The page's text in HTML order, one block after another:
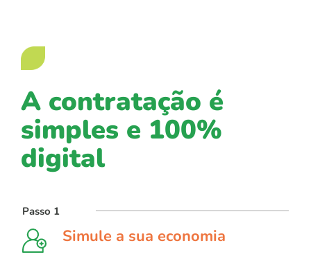
A contratação é
simples e 100%
digital
Passo 1
Simule a sua economia